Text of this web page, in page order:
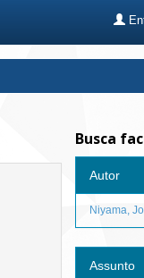
Busca
Autor
Niyama,
Assunto